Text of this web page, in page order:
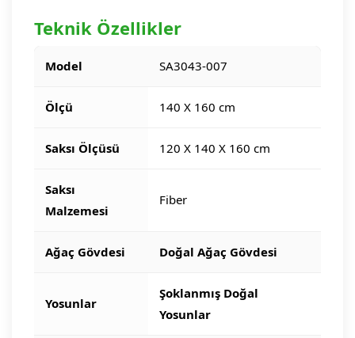
Teknik Özellikler
Model SA3043-007
Ölçü 140 X 160 cm
Saksı Ölçüsü 120 X 140 X 160 cm
Saksı
Malzemesi
Fiber
Ağaç Gövdesi Doğal Ağaç Gövdesi
Yosunlar
Şoklanmış Doğal
Yosunlar